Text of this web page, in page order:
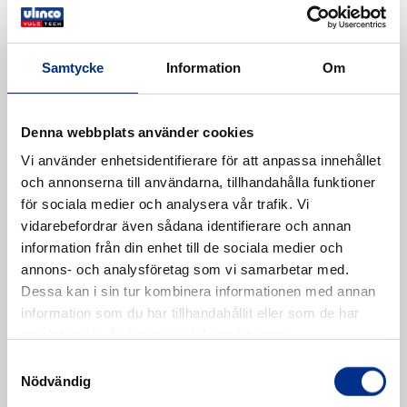
Samtycke Information Om
Denna webbplats använder cookies
Vi använder enhetsidentifierare för att anpassa innehållet
och annonserna till användarna, tillhandahålla funktioner
för sociala medier och analysera vår trafik. Vi
vidarebefordrar även sådana identifierare och annan
information från din enhet till de sociala medier och
annons- och analysföretag som vi samarbetar med.
Dessa kan i sin tur kombinera informationen med annan
information som du har tillhandahållit eller som de har
Nödvändig
EPDM-gummi ett utmärkt val för produkter som
används utomhus, inklusive
isolering.
Industriella Processer
Peroxidvulkad EPDM-gummi
föredragna valet i industriella processer där
materialet utsätts förkemikalier,höga
temperaturerellerväderförhållanden. Det
används i produkter somslangar,ventiler
packningar där hållbarhet och
kemikaliebeständighet är avgörande.
Fordonsindustri
Peroxidvulkad EPDManvänds för att tillverka
komponenter för bilindustrin, såsom
fönstertätningar,dörrtätningar, och
. Dess förmåga att motstå
både UV-strålning och ozon gör det till en